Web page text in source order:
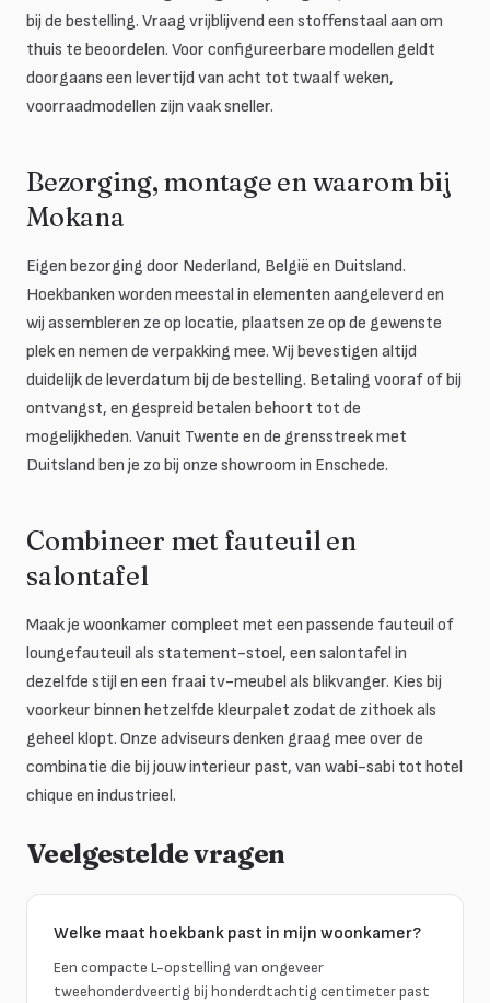
bij de bestelling. Vraag vrijblijvend een stoffenstaal aan om
thuis te beoordelen. Voor configureerbare modellen geldt
doorgaans een levertijd van acht tot twaalf weken,
voorraadmodellen zijn vaak sneller.
Bezorging, montage en waarom bij
Mokana
Eigen bezorging door Nederland, België en Duitsland.
Hoekbanken worden meestal in elementen aangeleverd en
wij assembleren ze op locatie, plaatsen ze op de gewenste
plek en nemen de verpakking mee. Wij bevestigen altijd
duidelijk de leverdatum bij de bestelling. Betaling vooraf of bij
ontvangst, en gespreid betalen behoort tot de
mogelijkheden. Vanuit Twente en de grensstreek met
Duitsland ben je zo bij onze showroom in Enschede.
Combineer met fauteuil en
salontafel
Maak je woonkamer compleet met een passende fauteuil of
loungefauteuil als statement-stoel, een salontafel in
dezelfde stijl en een fraai tv-meubel als blikvanger. Kies bij
voorkeur binnen hetzelfde kleurpalet zodat de zithoek als
geheel klopt. Onze adviseurs denken graag mee over de
combinatie die bij jouw interieur past, van wabi-sabi tot hotel
chique en industrieel.
Veelgestelde vragen
Welke maat hoekbank past in mijn woonkamer?
Een compacte L-opstelling van ongeveer
tweehonderdveertig bij honderdtachtig centimeter past